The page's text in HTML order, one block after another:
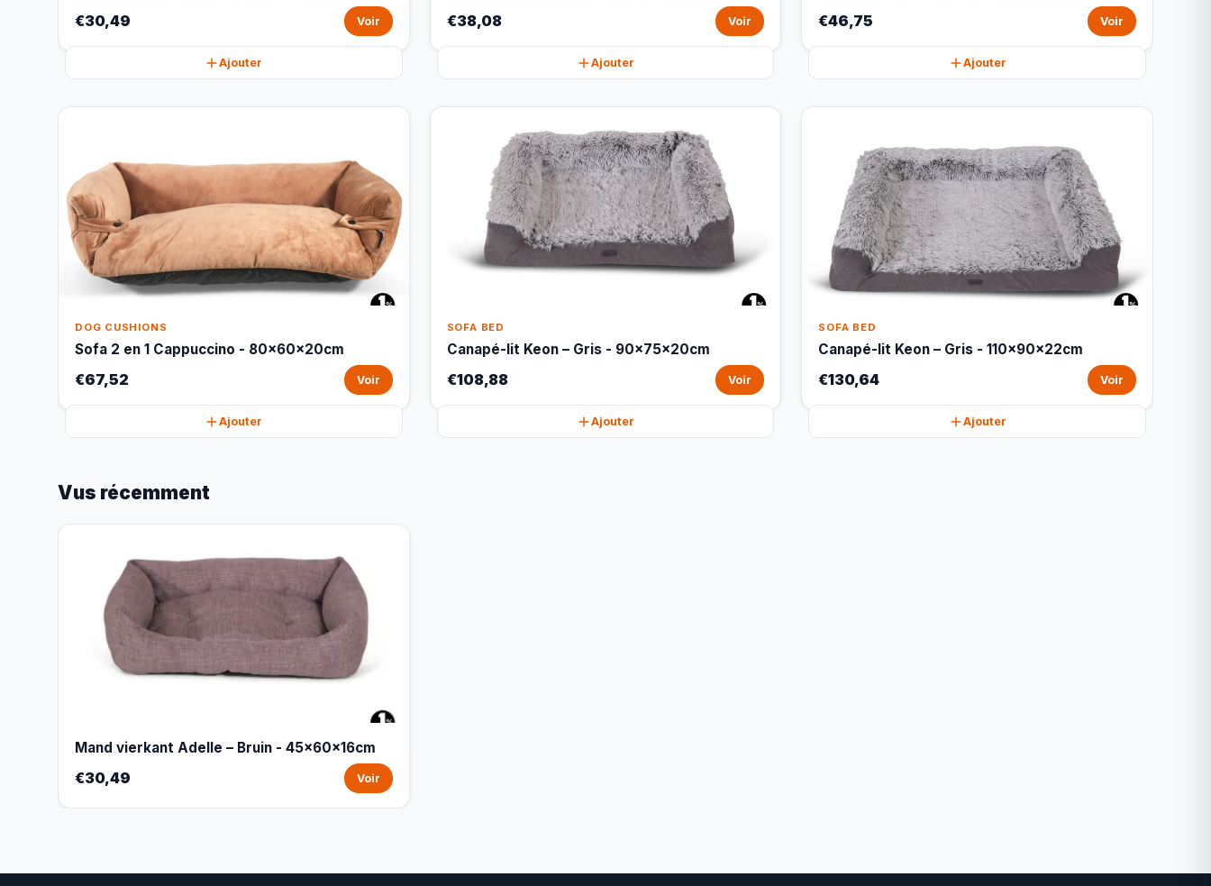
€30,49 Voir
Ajouter
€38,08 Voir
Ajouter
€46,75 Voir
Ajouter
DOG CUSHIONS
Sofa 2 en 1 Cappuccino - 80x60x20cm
€67,52 Voir
Ajouter
SOFA BED
Canapé-lit Keon – Gris - 90x75x20cm
€108,88 Voir
Ajouter
SOFA BED
Canapé-lit Keon – Gris - 110x90x22cm
€130,64 Voir
Ajouter
Vus récemment
Mand vierkant Adelle – Bruin - 45x60x16cm
€30,49 Voir